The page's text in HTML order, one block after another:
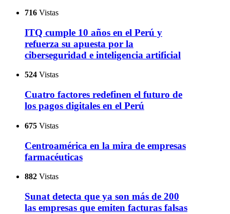
716 Vistas
ITQ cumple 10 años en el Perú y
refuerza su apuesta por la
ciberseguridad e inteligencia artificial
524 Vistas
Cuatro factores redefinen el futuro de
los pagos digitales en el Perú
675 Vistas
Centroamérica en la mira de empresas
farmacéuticas
882 Vistas
Sunat detecta que ya son más de 200
las empresas que emiten facturas falsas